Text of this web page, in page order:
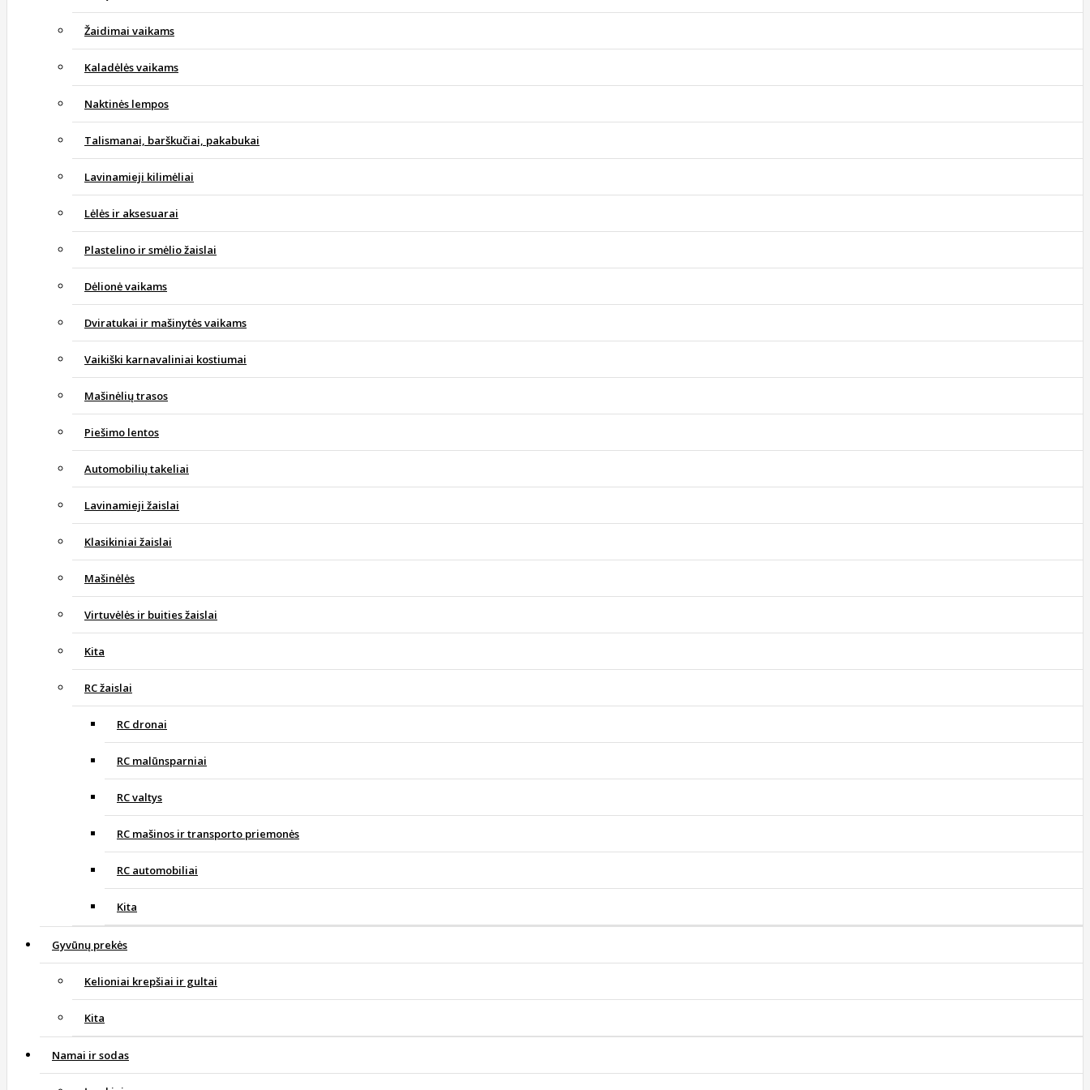
Žaidimai vaikams
Kaladėlės vaikams
Naktinės lempos
Talismanai, barškučiai, pakabukai
Lavinamieji kilimėliai
Lėlės ir aksesuarai
Plastelino ir smėlio žaislai
Dėlionė vaikams
Dviratukai ir mašinytės vaikams
Vaikiški karnavaliniai kostiumai
Mašinėlių trasos
Piešimo lentos
Automobilių takeliai
Lavinamieji žaislai
Klasikiniai žaislai
Mašinėlės
Virtuvėlės ir buities žaislai
Kita
RC žaislai
RC dronai
RC malūnsparniai
RC valtys
RC mašinos ir transporto priemonės
RC automobiliai
Kita
Gyvūnų prekės
Kelioniai krepšiai ir gultai
Kita
Namai ir sodas